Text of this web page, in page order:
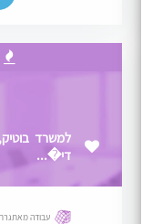
למשרד
די�...
עבודה מאתגרת